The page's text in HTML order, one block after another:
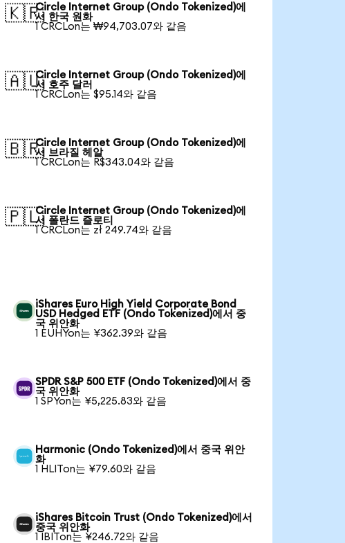
🇰🇷Circle Internet Group (Ondo Tokenized)에
서 한국 원화
1 CRCLon는 ₩94,703.07와 같음
🇦🇺Circle Internet Group (Ondo Tokenized)에
서 호주 달러
1 CRCLon는 $95.14와 같음
🇧🇷Circle Internet Group (Ondo Tokenized)에
서 브라질 헤알
1 CRCLon는 R$343.04와 같음
🇵🇱Circle Internet Group (Ondo Tokenized)에
서 폴란드 즐로티
1 CRCLon는 zł 249.74와 같음
iShares Euro High Yield Corporate Bond
USD Hedged ETF (Ondo Tokenized)에서 중
국 위안화
1 EUHYon는 ¥362.39와 같음
SPDR S&P 500 ETF (Ondo Tokenized)에서 중
국 위안화
1 SPYon는 ¥5,225.83와 같음
Harmonic (Ondo Tokenized)에서 중국 위안
화
1 HLITon는 ¥79.60와 같음
iShares Bitcoin Trust (Ondo Tokenized)에서
중국 위안화
1 IBITon는 ¥246.72와 같음